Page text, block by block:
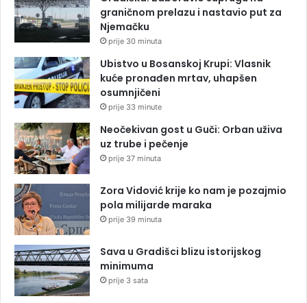
graničnom prelazu i nastavio put za
Njemačku
prije 30 minuta
Ubistvo u Bosanskoj Krupi: Vlasnik
kuće pronađen mrtav, uhapšen
osumnjičeni
prije 33 minute
Neočekivan gost u Guči: Orban uživa
uz trube i pečenje
prije 37 minuta
Zora Vidović krije ko nam je pozajmio
pola milijarde maraka
prije 39 minuta
Sava u Gradišci blizu istorijskog
minimuma
prije 3 sata